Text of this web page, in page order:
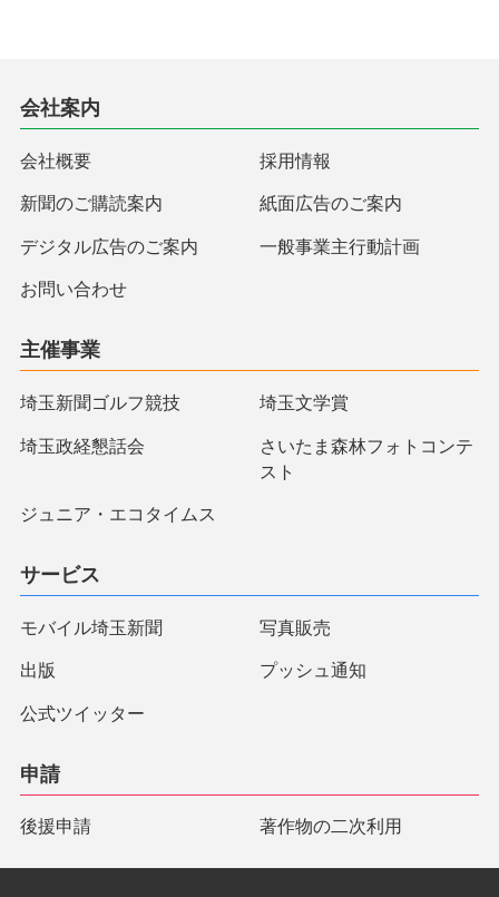
会社案内
会社概要 採用情報
新聞のご購読案内 紙面広告のご案内
デジタル広告のご案内 一般事業主行動計画
お問い合わせ
主催事業
埼玉新聞ゴルフ競技 埼玉文学賞
埼玉政経懇話会
さいたま森林フォトコンテ
スト
ジュニア・エコタイムス
サービス
モバイル埼玉新聞 写真販売
出版 プッシュ通知
公式ツイッター
申請
後援申請 著作物の二次利用